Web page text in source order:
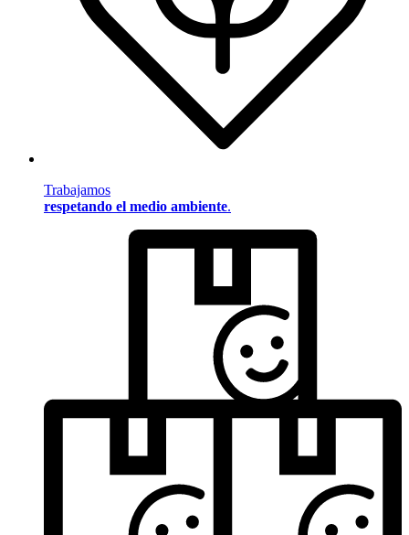
Trabajamos
respetando el medio ambiente.